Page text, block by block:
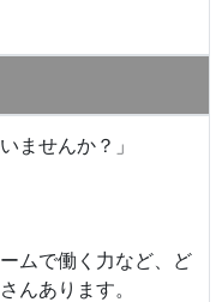
ませんか？」
ムで働く力など、ど
んあります。